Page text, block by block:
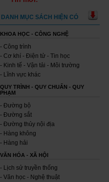
DANH MỤC SÁCH HIỆN CÓ
KHOA HỌC - CÔNG NGHỆ
- Công trình
- Cơ khí - Điện tử - Tin học
- Kinh tế - Vận tải - Môi trường
- Lĩnh vực khác
QUY TRÌNH - QUY CHUẨN - QUY
PHẠM
- Đường bộ
- Đường sắt
- Đường thủy nội địa
- Hàng không
- Hàng hải
VĂN HÓA - XÃ HỘI
- Lịch sử truyền thống
- Văn học - Nghệ thuật